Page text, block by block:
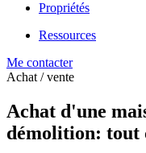
Propriétés
Ressources
Me contacter
Achat / vente
Achat d'une
démolition: tout